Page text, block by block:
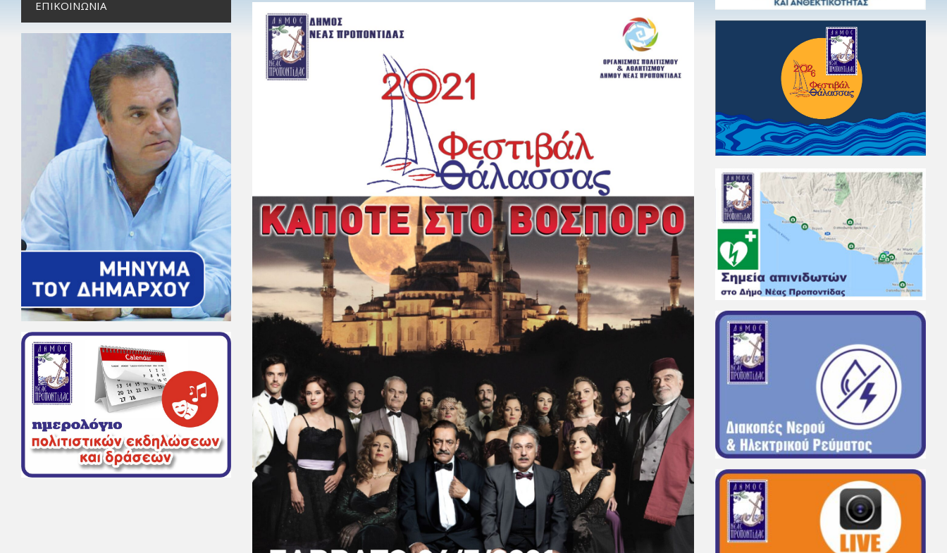
ΕΠΙΚΟΙΝΩΝΊΑ